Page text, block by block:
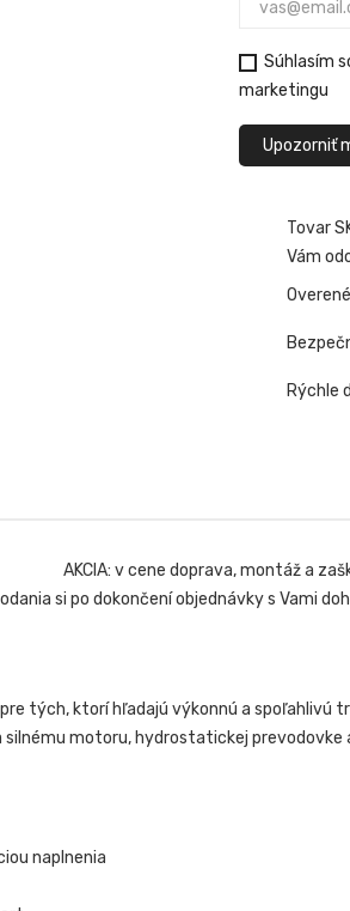
Súhlasím
marketingu
Upozorniť
Tovar
Vám
Rýchle
si po dokončení objednávky s Vami
tých, ktorí hľadajú výkonnú a spoľahlivú
motoru, hydrostatickej
naplnenia